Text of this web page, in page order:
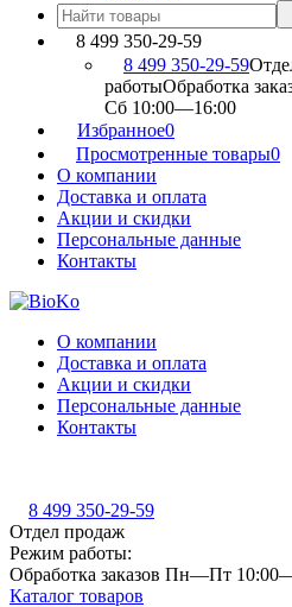
8 499 350-29-59
8 499 350-29-59
работыОбработка
Сб 10:00—16:00
Избранное0
Просмотренные товары0
О компании
Доставка и оплата
Акции и скидки
Персональные данные
Контакты
О компании
Доставка и оплата
Акции и скидки
Персональные данные
Контакты
8 499 350-29-59
Отдел продаж
Режим работы:
Обработка заказов Пн—Пт
Каталог товаров